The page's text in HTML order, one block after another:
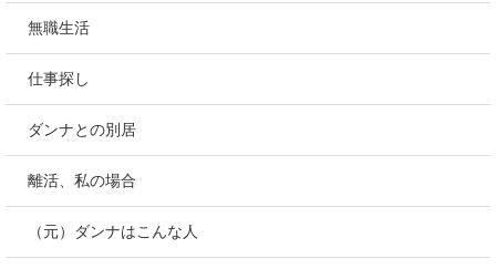
無職生活
仕事探し
ダンナとの別居
離活、私の場合
（元）ダンナはこんな人